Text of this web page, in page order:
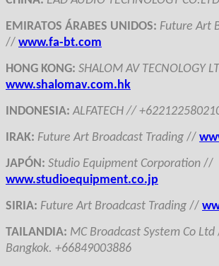
EMIRATOS ÁRABES UNIDOS: Future Art
// www.fa-bt.com
HONG KONG: SHALOM AV TECNOLOGY
www.shalomav.com.hk
INDONESIA:ALFATECH //
IRAK: Future Art Broadcast Trading //
JAPÓN: Studio Equipment Corporation //
www.studioequipment.co.jp
SIRIA: Future Art Broadcast Trading //
TAILANDIA: MC Broadcast System Co Ltd
Bangkok. +66849003886